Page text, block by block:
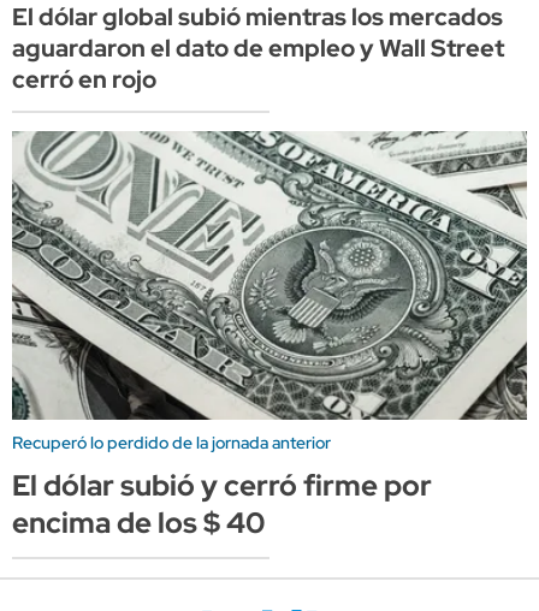
El dólar global subió mientras los mercados
aguardaron el dato de empleo y Wall Street
cerró en rojo
Recuperó lo perdido de la jornada anterior
El dólar subió y cerró firme por
encima de los $ 40